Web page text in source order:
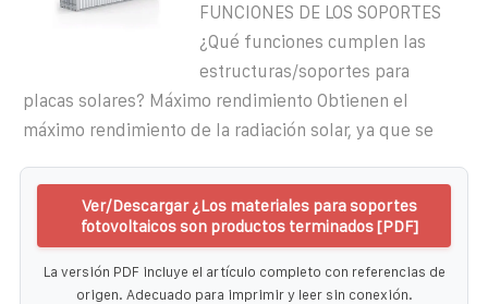
FUNCIONES DE LOS SOPORTES
¿Qué funciones cumplen las
estructuras/soportes para
placas solares? Máximo rendimiento Obtienen el
máximo rendimiento de la radiación solar, ya que se
Ver/Descargar ¿Los materiales para soportes
fotovoltaicos son productos terminados [PDF]
La versión PDF incluye el artículo completo con referencias de
origen. Adecuado para imprimir y leer sin conexión.